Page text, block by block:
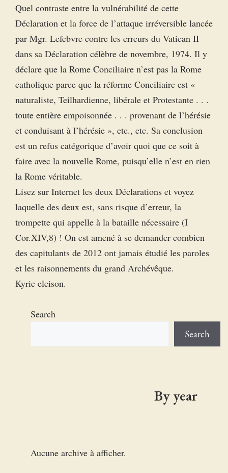
Quel contraste entre la vulnérabilité de cette
Déclaration et la force de l’attaque irréversible lancée
par Mgr. Lefebvre contre les erreurs du Vatican II
dans sa Déclaration célèbre de novembre, 1974. Il y
déclare que la Rome Conciliaire n’est pas la Rome
catholique parce que la réforme Conciliaire est «
naturaliste, Teilhardienne, libérale et Protestante . . .
toute entière empoisonnée . . . provenant de l’hérésie
et conduisant à l’hérésie », etc., etc. Sa conclusion
est un refus catégorique d’avoir quoi que ce soit à
faire avec la nouvelle Rome, puisqu’elle n’est en rien
la Rome véritable.
Lisez sur Internet les deux Déclarations et voyez
laquelle des deux est, sans risque d’erreur, la
trompette qui appelle à la bataille nécessaire (I
Cor.XIV,8) ! On est amené à se demander combien
des capitulants de 2012 ont jamais étudié les paroles
et les raisonnements du grand Archévêque.
Kyrie eleison.
Search
Search
By year
Aucune archive à afficher.